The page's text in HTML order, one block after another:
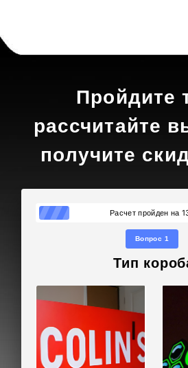
Пройдите
рассчитайте
получите
Расчет пройден на
Вопрос 1
Тип